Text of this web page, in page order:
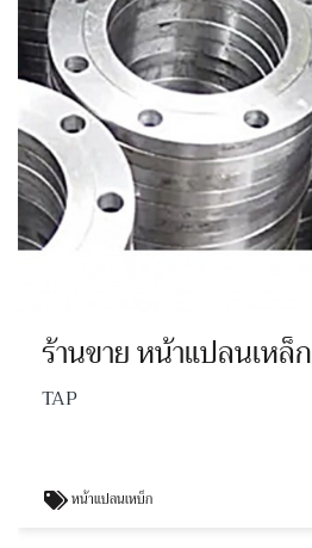
ร้านขาย หน้าแปลนเหล็ก
TAP
หน้าแปลนเหบ็ก